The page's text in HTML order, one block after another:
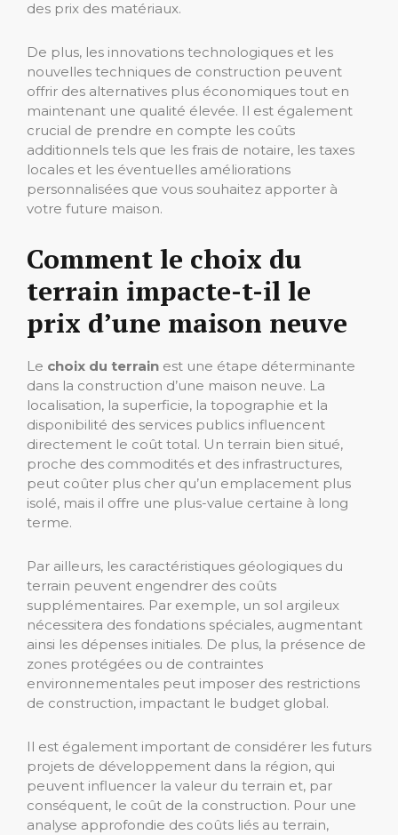
des prix des matériaux.
De plus, les innovations technologiques et les
nouvelles techniques de construction peuvent
offrir des alternatives plus économiques tout en
maintenant une qualité élevée. Il est également
crucial de prendre en compte les coûts
additionnels tels que les frais de notaire, les taxes
locales et les éventuelles améliorations
personnalisées que vous souhaitez apporter à
votre future maison.
Comment le choix du
terrain impacte-t-il le
prix d’une maison neuve
Le choix du terrain est une étape déterminante
dans la construction d’une maison neuve. La
localisation, la superficie, la topographie et la
disponibilité des services publics influencent
directement le coût total. Un terrain bien situé,
proche des commodités et des infrastructures,
peut coûter plus cher qu’un emplacement plus
isolé, mais il offre une plus-value certaine à long
terme.
Par ailleurs, les caractéristiques géologiques du
terrain peuvent engendrer des coûts
supplémentaires. Par exemple, un sol argileux
nécessitera des fondations spéciales, augmentant
ainsi les dépenses initiales. De plus, la présence de
zones protégées ou de contraintes
environnementales peut imposer des restrictions
de construction, impactant le budget global.
Il est également important de considérer les futurs
projets de développement dans la région, qui
peuvent influencer la valeur du terrain et, par
conséquent, le coût de la construction. Pour une
analyse approfondie des coûts liés au terrain,